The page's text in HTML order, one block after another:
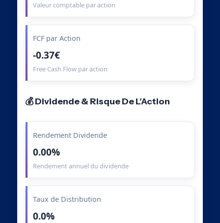
Valeur comptable par action
FCF par Action
-0.37€
Free Cash Flow par action
💰 Dividende & Risque De L’Action
Rendement Dividende
0.00%
Rendement annuel du dividende
Taux de Distribution
0.0%